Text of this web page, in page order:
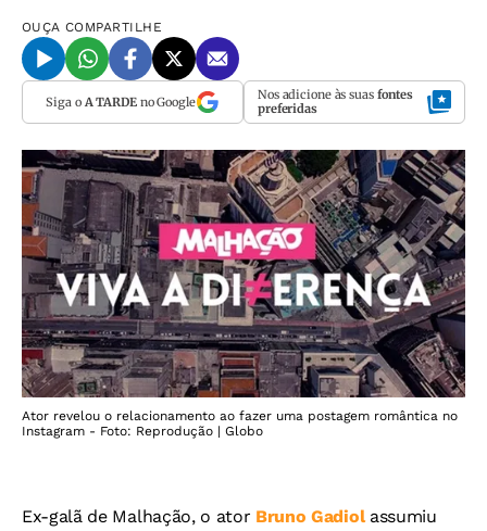
OUÇA COMPARTILHE
Siga o A TARDEno Google Nos adicione às suas fontes
preferidas
Ator revelou o relacionamento ao fazer uma postagem romântica no
Instagram - Foto: Reprodução | Globo
Ex-galã de Malhação, o ator Bruno Gadiol assumiu